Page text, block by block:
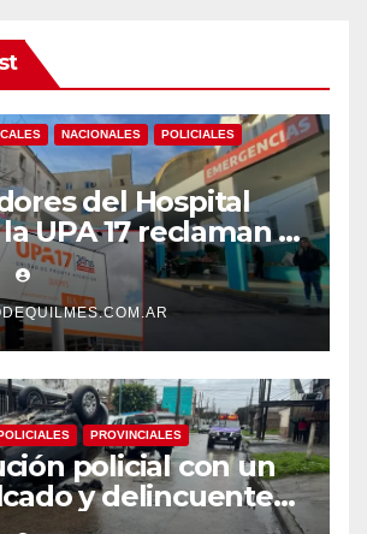
NACIONALES POLICIALES
del Hospital
UPA 17 reclaman el
de becarios y
laborales
POLICIALES PROVINCIALES
policial con un
y delincuentes
en San Francisco